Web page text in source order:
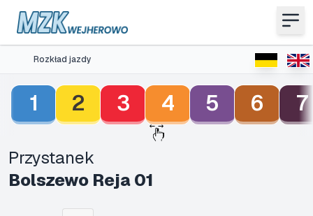
Rozkład jazdy
1 2 3 4 5 6 7
Przystanek
Bolszewo Reja 01